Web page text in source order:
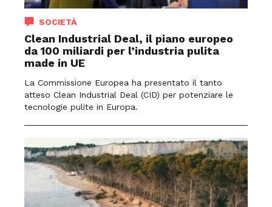
SOCIETÀ
Clean Industrial Deal, il piano europeo
da 100 miliardi per l’industria pulita
made in UE
La Commissione Europea ha presentato il tanto
atteso Clean Industrial Deal (CID) per potenziare le
tecnologie pulite in Europa.